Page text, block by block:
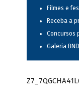
Filmes e
Receba a
Concursos
Galeria